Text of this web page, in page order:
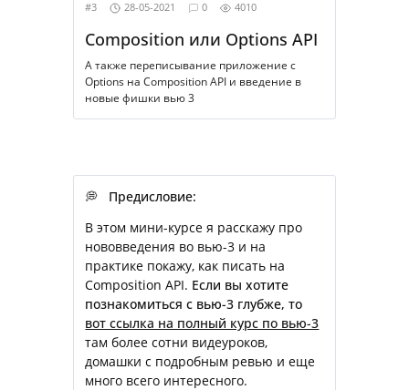
#3 28-05-2021 0 4010
Composition или Options API
А также переписывание приложение с
Options на Composition API и введение в
новые фишки вью 3
💭 Предисловие:
В этом мини-курсе я расскажу про
нововведения во вью-3 и на
практике покажу, как писать на
Composition API. Если вы хотите
познакомиться с вью-3 глубже, то
вот ссылка на полный курс по вью-3
там более сотни видеуроков,
домашки с подробным ревью и еще
много всего интересного.